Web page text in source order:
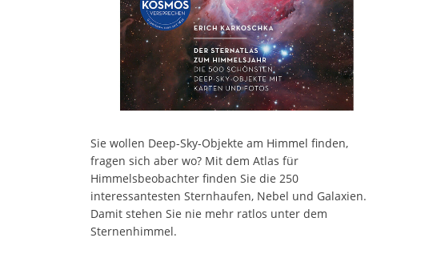
Sie wollen Deep-Sky-Objekte am Himmel finden,
fragen sich aber wo? Mit dem Atlas für
Himmelsbeobachter finden Sie die 250
interessantesten Sternhaufen, Nebel und Galaxien.
Damit stehen Sie nie mehr ratlos unter dem
Sternenhimmel.